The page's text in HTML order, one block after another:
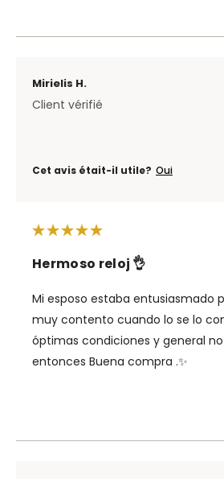
Mirielis H.
Client vérifié
Cet avis était-il utile? Oui
Hermoso reloj 👌
Mi esposo estaba entusiasmado
muy contento cuando lo se lo
óptimas condiciones y general
entonces Buena compra .✨